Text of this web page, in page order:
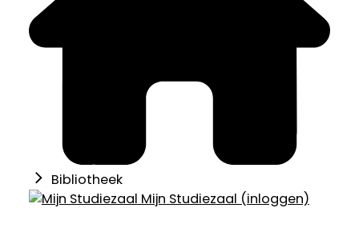
Bibliotheek
Mijn Studiezaal (inloggen)